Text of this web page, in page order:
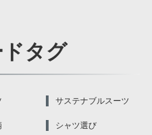
タグ
サステナブルスーツ
シャツ選び